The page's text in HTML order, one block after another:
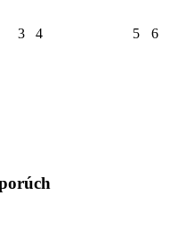
3 4 5 6